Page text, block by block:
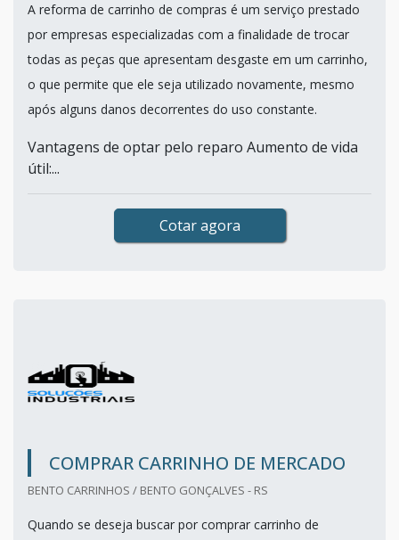
A reforma de carrinho de compras é um serviço prestado
por empresas especializadas com a finalidade de trocar
todas as peças que apresentam desgaste em um carrinho,
o que permite que ele seja utilizado novamente, mesmo
após alguns danos decorrentes do uso constante.
Vantagens de optar pelo reparo Aumento de vida
útil:...
Cotar agora
COMPRAR CARRINHO DE MERCADO
BENTO CARRINHOS / BENTO GONÇALVES - RS
Quando se deseja buscar por comprar carrinho de